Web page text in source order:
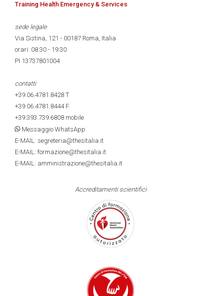
Training Health Emergency & Services
sede legale
Via Sistina, 121 - 00187 Roma, Italia
orari: 08:30 - 19:30
PI 13737801004
contatti
+39.06.4781.8428 T
+39.06.4781.8444F.
+39.393.739.6808 mobile
Messaggio WhatsApp
E-MAIL: segreteria@thesitalia.it
E-MAIL: formazione@thesitalia.it
E-MAIL: amministrazione@thesitalia.it
Accreditamenti scientifici